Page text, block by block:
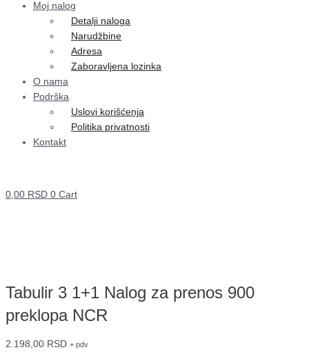
Moj nalog
Detalji naloga
Narudžbine
Adresa
Zaboravljena lozinka
O nama
Podrška
Uslovi korišćenja
Politika privatnosti
Kontakt
0,00 RSD 0 Cart
Tabulir 3 1+1 Nalog za prenos 900
preklopa NCR
2.198,00 RSD + pdv